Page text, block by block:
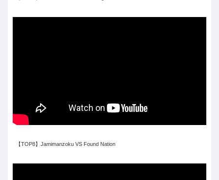
【TOP8】Jamimanzoku VS Found Nation